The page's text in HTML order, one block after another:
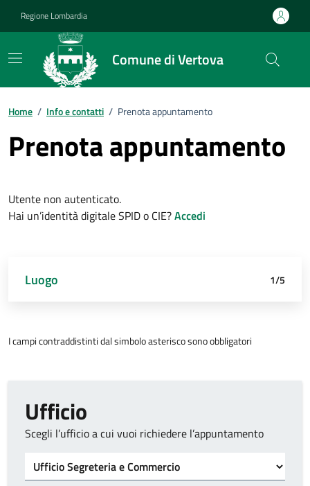
Regione Lombardia
Comune di Vertova
Home / Info e contatti / Prenota appuntamento
Prenota appuntamento
Utente non autenticato.
Hai un’identità digitale SPID o CIE?Accedi
Luogo
Dettagli appuntamento
Data e orario
Richiedente
Riepilogo 1/5
I campi contraddistinti dal simbolo asterisco sono obbligatori
Ufficio
Scegli l’ufficio a cui vuoi richiedere l’appuntamento